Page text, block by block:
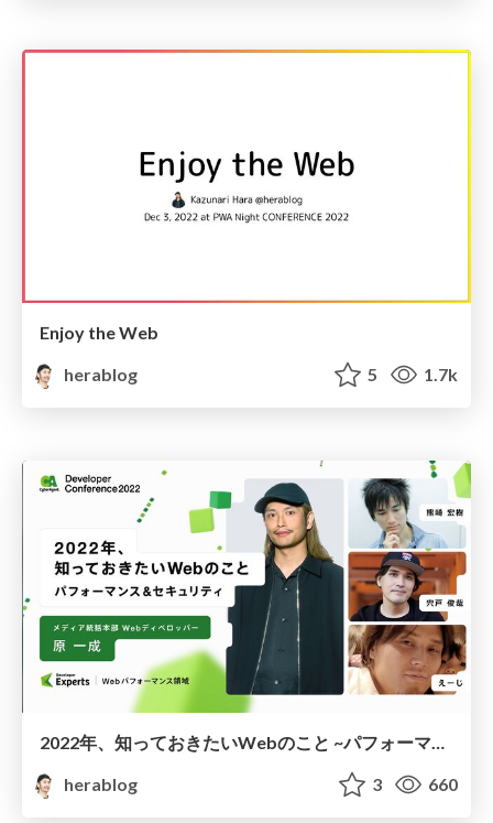
Enjoy the Web
herablog
5 1.7k
2022年、知っておきたいWebのこと ~パフォーマンス & セキュリティ~
herablog
3 660